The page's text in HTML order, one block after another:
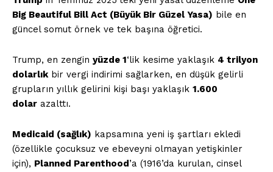
Big Beautiful Bill Act (Büyük Bir Güzel Yasa) bile en
güncel somut örnek ve tek başına öğretici.
Trump, en zengin yüzde 1‘lik kesime yaklaşık 4 trilyon
dolarlıkbir vergi indirimi sağlarken, en düşük gelirli
grupların yıllık gelirini kişi başı yaklaşık 1.600
dolar azalttı.
Medicaid (sağlık) kapsamına yeni iş şartları ekledi
(özellikle çocuksuz ve ebeveyni olmayan yetişkinler
için), Planned Parenthood’a (1916’da kurulan, cinsel